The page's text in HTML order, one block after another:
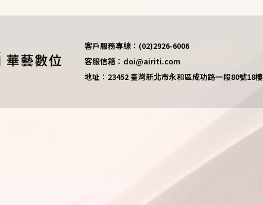
客戶服務專線：(02)2926-6006
客服信箱：doi@airiti.com
地址：23452 臺灣新北市永和區成功路一段80號18樓